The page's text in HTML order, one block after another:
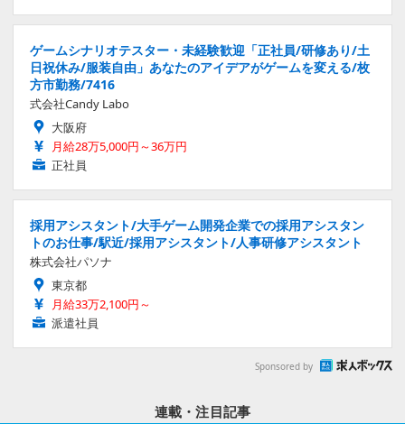
ゲームシナリオテスター・未経験歓迎「正社員/研修あり/土
日祝休み/服装自由」あなたのアイデアがゲームを変える/枚
方市勤務/7416
式会社Candy Labo
大阪府
月給28万5,000円～36万円
正社員
採用アシスタント/大手ゲーム開発企業での採用アシスタン
トのお仕事/駅近/採用アシスタント/人事研修アシスタント
株式会社パソナ
東京都
月給33万2,100円～
派遣社員
Sponsored by
連載・注目記事